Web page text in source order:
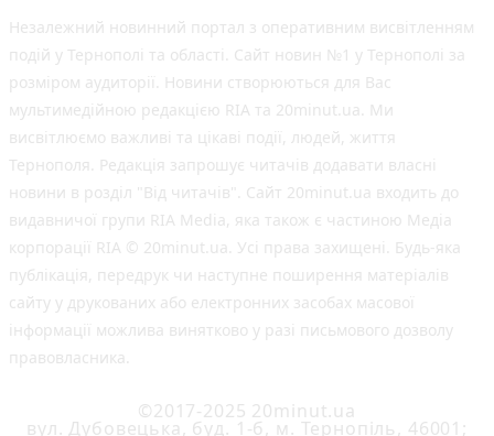
Незалежний новинний портал з оперативним висвітленням
подій у Тернополі та області. Сайт новин №1 у Тернополі за
розміром аудиторії. Новини створюються для Вас
мультимедійною редакцією RIA та 20minut.ua. Ми
висвітлюємо важливі та цікаві події, людей, життя
Тернополя. Редакція запрошує читачів додавати власні
новини в розділ "Від читачів". Сайт 20minut.ua входить до
видавничої групи RIA Media, яка також є частиною Медіа
корпорації RIA © 20minut.ua. Усі права захищені. Будь-яка
публiкацiя, передрук чи наступне поширення матеріалів
сайту у друкованих або електронних засобах масової
інформації можлива винятково у разі письмового дозволу
правовласника.
©2017-2025 20minut.ua
вул. Дубовецька, буд. 1-б, м. Тернопіль, 46001;